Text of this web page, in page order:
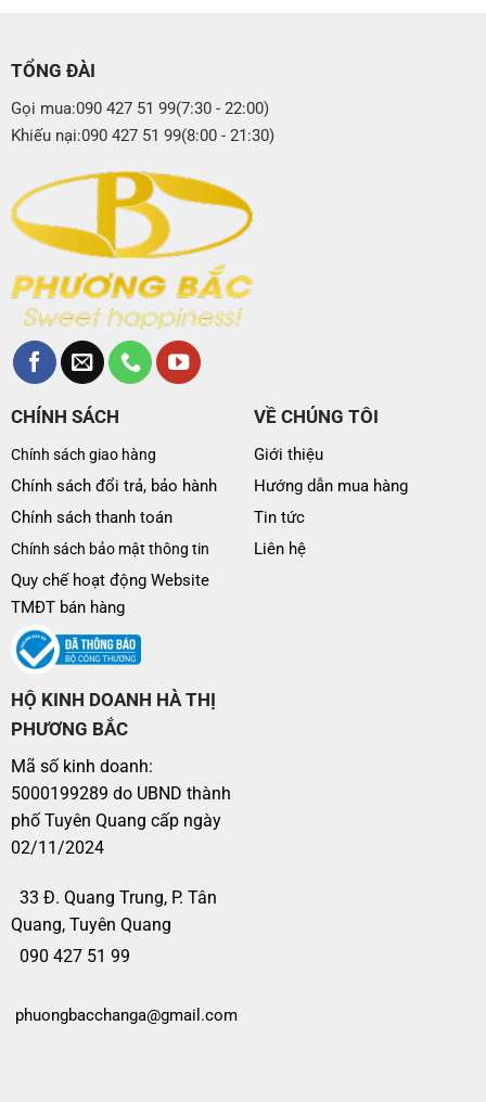
TỔNG ĐÀI
Gọi mua:090 427 51 99(7:30 - 22:00)
Khiếu nại:090 427 51 99(8:00 - 21:30)
CHÍNH SÁCH
Chính sách giao hàng
Chính sách đổi trả, bảo hành
Chính sách thanh toán
Chính sách bảo mật thông tin
Quy chế hoạt động Website
TMĐT bán hàng
VỀ CHÚNG TÔI
Giới thiệu
Hướng dẫn mua hàng
Tin tức
Liên hệ
HỘ KINH DOANH HÀ THỊ
PHƯƠNG BẮC
Mã số kinh doanh:
5000199289 do UBND thành
phố Tuyên Quang cấp ngày
02/11/2024
33 Đ. Quang Trung, P. Tân
Quang, Tuyên Quang
090 427 51 99
phuongbacchanga@gmail.com